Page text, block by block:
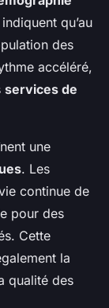
qu’au
des
accéléré,
services de
une
. Les
continue de
pour des
Cette
la
qualité des